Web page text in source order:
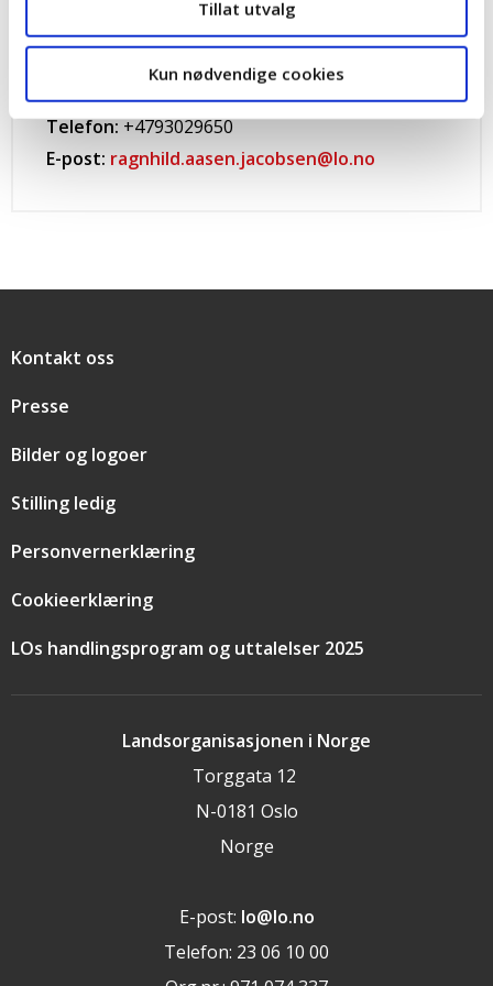
Tillat utvalg
Kun nødvendige cookies
Ragnhild Aasen Jacobsen
fungerende avdelingsleder
Telefon:+4793029650
E-post: ragnhild.aasen.jacobsen@lo.no
Landsorganisasjonen i Norge
Torggata 12
N-0181 Oslo
Norge
E-post: lo@lo.no
Telefon: 23 06 10 00
Snarveier
Kontakt oss
Presse
Bilder og logoer
Stilling ledig
Personvernerklæring
Cookieerklæring
LOs handlingsprogram og uttalelser 2025